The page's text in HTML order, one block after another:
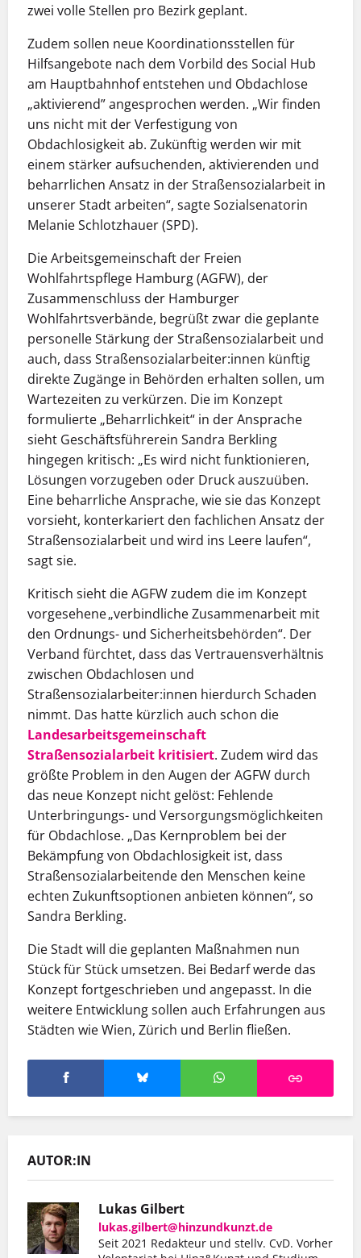
zwei volle Stellen pro Bezirk geplant.
Zudem sollen neue Koordinationsstellen für
Hilfsangebote nach dem Vorbild des Social Hub
am Hauptbahnhof entstehen und Obdachlose
„aktivierend” angesprochen werden. „Wir finden
uns nicht mit der Verfestigung von
Obdachlosigkeit ab. Zukünftig werden wir mit
einem stärker aufsuchenden, aktivierenden und
beharrlichen Ansatz in der Straßensozialarbeit in
unserer Stadt arbeiten“, sagte Sozialsenatorin
Melanie Schlotzhauer (SPD).
Die Arbeitsgemeinschaft der Freien
Wohlfahrtspflege Hamburg (AGFW), der
Zusammenschluss der Hamburger
Wohlfahrtsverbände, begrüßt zwar die geplante
personelle Stärkung der Straßensozialarbeit und
auch, dass Straßensozialarbeiter:innen künftig
direkte Zugänge in Behörden erhalten sollen, um
Wartezeiten zu verkürzen. Die im Konzept
formulierte „Beharrlichkeit“ in der Ansprache
sieht Geschäftsführerein Sandra Berkling
hingegen kritisch: „Es wird nicht funktionieren,
Lösungen vorzugeben oder Druck auszuüben.
Eine beharrliche Ansprache, wie sie das Konzept
vorsieht, konterkariert den fachlichen Ansatz der
Straßensozialarbeit und wird ins Leere laufen“,
sagt sie.
Kritisch sieht die AGFW zudem die im Konzept
vorgesehene „verbindliche Zusammenarbeit mit
den Ordnungs- und Sicherheitsbehörden“. Der
Verband fürchtet, dass das Vertrauensverhältnis
zwischen Obdachlosen und
Straßensozialarbeiter:innen hierdurch Schaden
nimmt. Das hatte kürzlich auch schon die
Landesarbeitsgemeinschaft
Straßensozialarbeit kritisiert. Zudem wird das
größte Problem in den Augen der AGFW durch
das neue Konzept nicht gelöst: Fehlende
Unterbringungs- und Versorgungsmöglichkeiten
für Obdachlose. „Das Kernproblem bei der
Bekämpfung von Obdachlosigkeit ist, dass
Straßensozialarbeitende den Menschen keine
echten Zukunftsoptionen anbieten können“, so
Sandra Berkling.
Die Stadt will die geplanten Maßnahmen nun
Stück für Stück umsetzen. Bei Bedarf werde das
Konzept fortgeschrieben und angepasst. In die
weitere Entwicklung sollen auch Erfahrungen aus
Städten wie Wien, Zürich und Berlin fließen.
AUTOR:IN
Lukas Gilbert
lukas.gilbert@hinzundkunzt.de
Seit 2021 Redakteur und stellv. CvD. Vorher